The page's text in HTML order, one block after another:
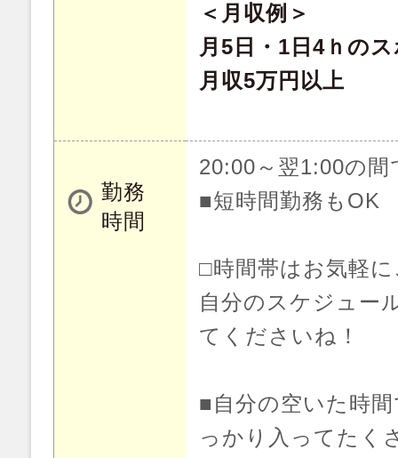
＜月収例＞
月5日・1日4ｈの
月収5万円以上
勤務
時間
20:00～翌1:00の間
■短時間勤務もOK
□時間帯はお気軽
自分のスケジュー
てくださいね！
■自分の空いた時
っかり入ってたく